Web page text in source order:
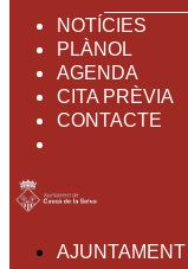
NOTÍCIES
PLÀNOL
AGENDA
CITA PRÈVIA
CONTACTE
AJUNTAMENT